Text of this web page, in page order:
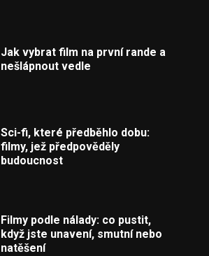
Jak vybrat film na první rande a
nešlápnout vedle
Sci-fi, které předběhlo dobu:
filmy, jež předpověděly
budoucnost
Filmy podle nálady: co pustit,
když jste unavení, smutní nebo
natěšení